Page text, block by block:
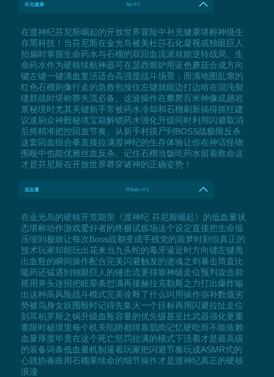
补充健康 Alt+F1
在渡神纪芬尼斯崛起的开放世界冒险中补充健康堪称神级生
存黑科技！当芬尼斯在金光岛被美杜莎石化凝视或独眼巨人
拍扁时掌握生命药水与石榴的双回血流派就能逆转战局。生
命药水作为硬核续航神器可在瑟西熔炉用蓝色蘑菇合成方向
键左键一键满血复活适合高强度战斗场景；而满地图乱窜的
红色石榴则像行走的急救包按住左键就能边打边啃在混沌裂
缝群战时堪称莽夫流必备。这波操作在攀爬百米神像或趟岩
浆秘境时尤其关键新手常被药水冷却和石榴刷新搞得抓狂建
议速刷众神殿秘境宝箱解锁药水强化升级同时利用闪避取消
后摇精准把控回血节奏。从新手村摸尸到BOSS战极限反杀
这套回血组合拳直接拉满渡神纪的生存体验让你在神话怪物
围殴中也能优雅丝血反杀。记住石榴当饭吃药水留着救命这
才是芬尼斯在开放世界莽穿诸神的正确姿势！
低血量 RShift +F1
在金光岛的硬核开荒期里《渡神纪 芬尼斯崛起》的低血量状
态堪称动作游戏爱好者的终极试炼场这个设定直接把生命值
压缩到极致让每次Boss战都变成手残党的噩梦时刻但真正的
技术玩家却能玩出花来当九头蛇的毒牙逼近时方向键左键甩
出血瓶的瞬间操作配合完美闪避触发的逝魂之剑暴击简直比
嗑药还猛遇到独眼巨人的锤击流更得靠神级走位预判攻击前
摇用斧头连招把眩晕条怼满再接赫拉克勒斯之力打出爆炸输
出这种高风险战斗模式完美诠释了什么叫用操作弥补数值劣
势被鸟身女妖围殴时记得先集火一个目标再用闪避拉扯走位
刻耳柏罗斯之锅升级血瓶容量的优先级甚至比武器强化更重
要限时秘境里每个机关陷阱都得靠肌肉记忆硬吃而不能依赖
血量厚度毕竟在这个死亡惩罚拉满的模式下活着才是最高级
的装备词条低血量机制逼着玩家把闪避节奏玩成ASMR式的
心跳协奏曲用石榴果续命的细节操作才是渡神纪真正的硬核
浪漫